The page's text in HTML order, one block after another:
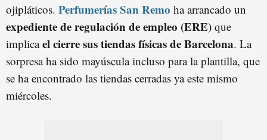
ojipláticos. Perfumerías San Remo ha arrancado un
expediente de regulación de empleo (ERE) que
implicael cierre sus tiendas físicas de Barcelona. La
sorpresa ha sido mayúscula incluso para la plantilla, que
se ha encontrado las tiendas cerradas ya este mismo
miércoles.